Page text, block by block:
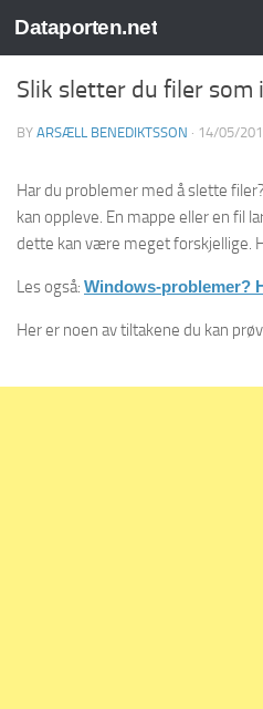
Skip to content
Dataporten.net
Slik sletter du filer som
BY ARSÆLL BENEDIKTSSON · 14/05/
Har du problemer med å slette
kan oppleve. En mappe eller en fil
dette kan være meget forskjellige.
Les også: Windows-problemer?
Her er noen av tiltakene du kan